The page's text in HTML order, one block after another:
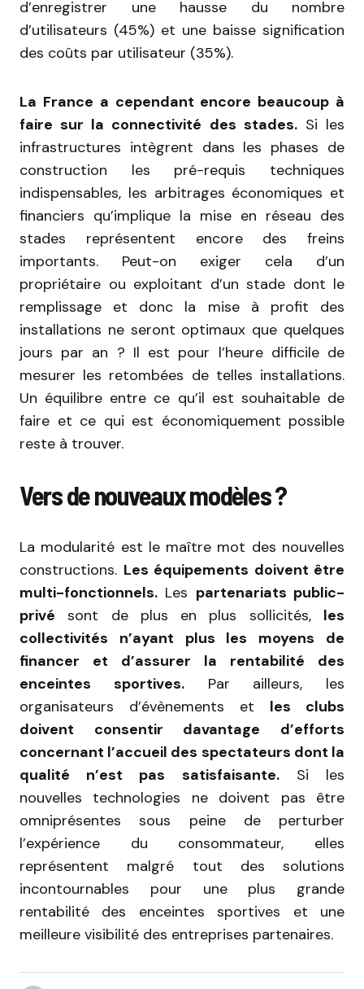
d’enregistrer une hausse du nombre
d’utilisateurs (45%) et une baisse signification
des coûts par utilisateur (35%).
La France a cependant encore beaucoup à
faire sur la connectivité des stades.Si les
infrastructures intègrent dans les phases de
construction les pré-requis techniques
indispensables, les arbitrages économiques et
financiers qu’implique la mise en réseau des
stades représentent encore des freins
importants. Peut-on exiger cela d’un
propriétaire ou exploitant d’un stade dont le
remplissage et donc la mise à profit des
installations ne seront optimaux que quelques
jours par an ? Il est pour l’heure difficile de
mesurer les retombées de telles installations.
Un équilibre entre ce qu’il est souhaitable de
faire et ce qui est économiquement possible
reste à trouver.
Vers de nouveaux modèles ?
La modularité est le maître mot des nouvelles
constructions. Les équipements doivent être
multi-fonctionnels. Les partenariats public-
privé sont de plus en plus sollicités, les
collectivités n’ayant plus les moyens de
financer et d’assurer la rentabilité des
enceintes sportives.Par ailleurs, les
organisateurs d’évènements et les clubs
doivent consentir davantage d’efforts
concernant l’accueil des spectateurs dont la
qualité n’est pas satisfaisante.Si les
nouvelles technologies ne doivent pas être
omniprésentes sous peine de perturber
l’expérience du consommateur, elles
représentent malgré tout des solutions
incontournables pour une plus grande
rentabilité des enceintes sportives et une
meilleure visibilité des entreprises partenaires.